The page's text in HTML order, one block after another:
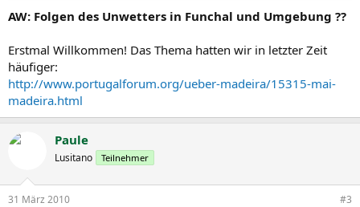
AW: Folgen des Unwetters in Funchal und Umgebung ??
Erstmal Willkommen! Das Thema hatten wir in letzter Zeit
häufiger:
http://www.portugalforum.org/ueber-madeira/15315-mai-
madeira.html
Paule
Lusitano Teilnehmer
31 März 2010 #3